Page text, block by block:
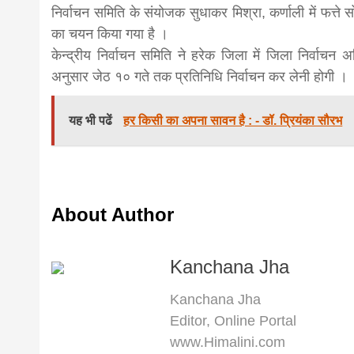
निर्वाचन समिति के संयोजक सुधाकर मिश्रा, कर्णाली में
का चयन किया गया है ।
केन्द्रीय निर्वाचन समिति ने हरेक जिला में जिला
अनुसार जेठ १० गते तक प्रतिनिधि निर्वाचन कर लेनी होगी ।
यह भी पढें हर किसी का अपना सावन है : - डॉ. प्रियंका सौरभ
About Author
Kanchana Jha
Kanchana Jha
Editor, Online Portal
www.Himalini.com